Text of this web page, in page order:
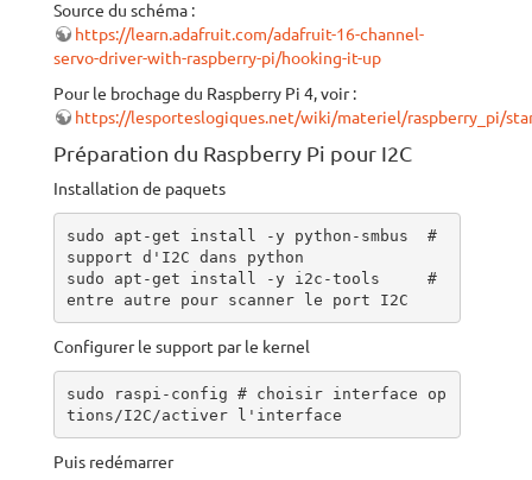
Source du schéma :
https://learn.adafruit.com/adafruit-16-channel-
servo-driver-with-raspberry-pi/hooking-it-up
Pour le brochage du Raspberry Pi 4, voir :
https://lesporteslogiques.net/wiki/materiel/raspberry_pi/
Préparation du Raspberry Pi pour I2C
Installation de paquets
sudo apt-get install -y python-smbus  #
support d'I2C dans python
sudo apt-get install -y i2c-tools     #
entre autre pour scanner le port I2C
Configurer le support par le kernel
sudo raspi-config # choisir interface op
tions/I2C/activer l'interface
Puis redémarrer